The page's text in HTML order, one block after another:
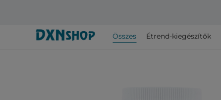
Összes Étrend-kiegészítők